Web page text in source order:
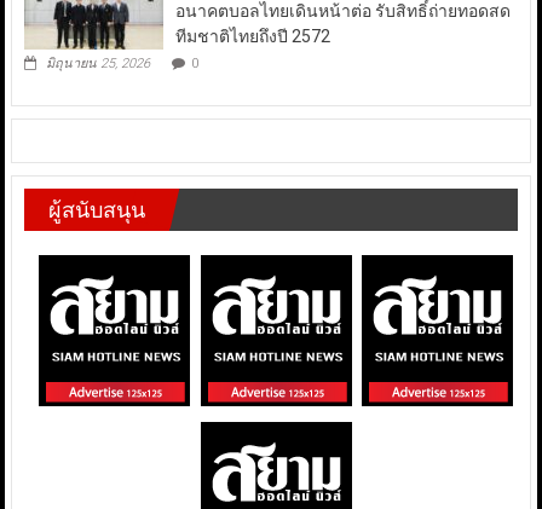
อนาคตบอลไทยเดินหน้าต่อ รับสิทธิ์ถ่ายทอดสด
ทีมชาติไทยถึงปี 2572
มิถุนายน 25, 2026 0
ผู้สนับสนุน